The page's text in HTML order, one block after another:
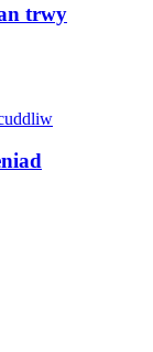
trwy